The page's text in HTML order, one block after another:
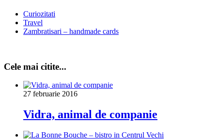
Curiozitati
Travel
Zambratisari – handmade cards
Cele mai citite...
27 februarie 2016
Vidra, animal de companie